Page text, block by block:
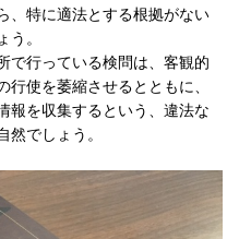
、特に適法とする根拠がない
う。
で行っている検問は、客観的
使を萎縮させるとともに、
報を収集するという、違法な
然でしょう。